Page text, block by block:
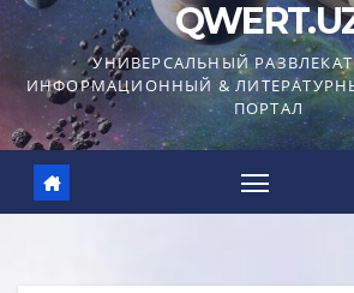
УНИВЕРСАЛЬНЫЙ
ИНФОРМАЦИОННЫЙ &
ПОРТАЛ